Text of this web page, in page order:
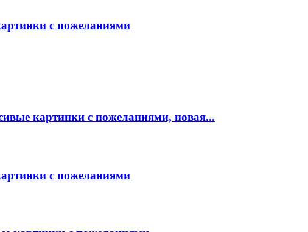
с пожеланиями
картинки с пожеланиями, новая...
с пожеланиями